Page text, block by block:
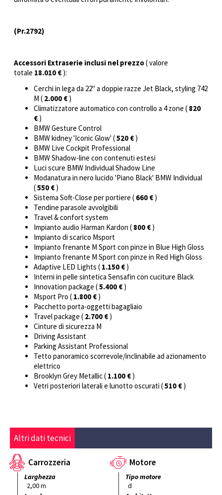
(Pr.2792)
Accessori Extraserie inclusi nel prezzo( valore
totale 18.010 € ):
Cerchi in lega da 22" a doppie razze Jet Black, styling 742
M ( 2.000 € )
Climatizzatore automatico con controllo a 4 zone ( 820
€ )
BMW Gesture Control
BMW kidney 'Iconic Glow' (520 € )
BMW Live Cockpit Professional
BMW Shadow-line con contenuti estesi
Luci scure BMW Individual Shadow Line
Modanatura in nero lucido 'Piano Black' BMW Individual
(550 € )
Sistema Soft-Close per portiere ( 660 € )
Tendine parasole avvolgibili
Travel & confort system
Impianto audio Harman Kardon ( 800 € )
Impianto di scarico Msport
Impianto frenante M Sport con pinze in Blue High Gloss
Impianto frenante M Sport con pinze in Red High Gloss
Adaptive LED Lights ( 1.150 € )
Interni in pelle sintetica Sensafin con cuciture Black
Innovation package (5.400 € )
Msport Pro ( 1.800 € )
Pacchetto porta-oggetti bagagliaio
Travel package ( 2.700 € )
Cinture di sicurezza M
Driving Assistant
Parking Assistant Professional
Tetto panoramico scorrevole/inclinabile ad azionamento
elettrico
Brooklyn Grey Metallic ( 1.100 € )
Vetri posteriori laterali e lunotto oscurati (510 € )
Altri dati tecnici
Carrozzeria
Larghezza
2,00m
Motore
Tipo motore
d